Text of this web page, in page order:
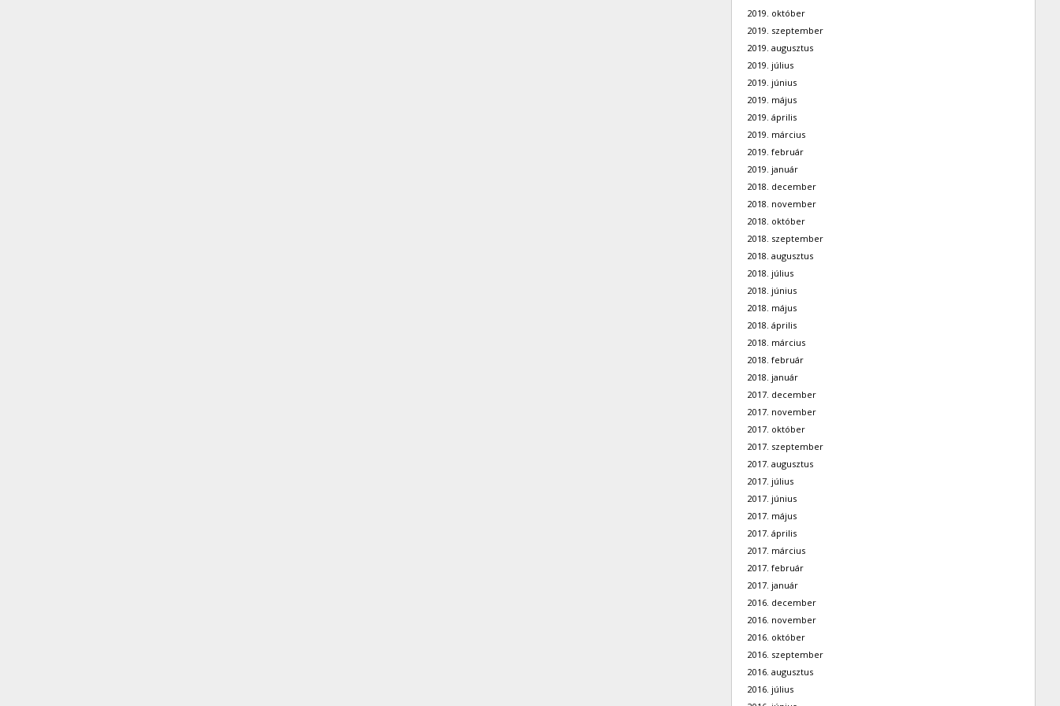
2019. október
2019. szeptember
2019. augusztus
2019. július
2019. június
2019. május
2019. április
2019. március
2019. február
2019. január
2018. december
2018. november
2018. október
2018. szeptember
2018. augusztus
2018. július
2018. június
2018. május
2018. április
2018. március
2018. február
2018. január
2017. december
2017. november
2017. október
2017. szeptember
2017. augusztus
2017. július
2017. június
2017. május
2017. április
2017. március
2017. február
2017. január
2016. december
2016. november
2016. október
2016. szeptember
2016. augusztus
2016. július